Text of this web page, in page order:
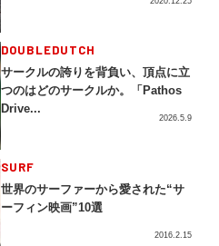
DOUBLEDUTCH
サークルの誇りを背負い、頂点に立
つのはどのサークルか。「Pathos
Drive...
2026.5.9
SURF
世界のサーファーから愛された“サ
ーフィン映画”10選
2016.2.15